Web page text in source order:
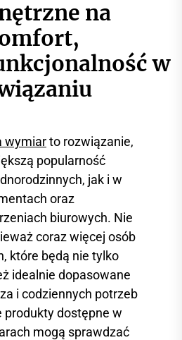
r
w
i
s
i
n
r
m
a
c
y
n
y
na
w
wymiarto rozwiązanie,
popularność
jak i w
oraz
biurowych. Nie
coraz więcej osób
które będą nie tylko
idealnie dopasowane
i codziennych potrzeb
dostępne w
mogą sprawdzać